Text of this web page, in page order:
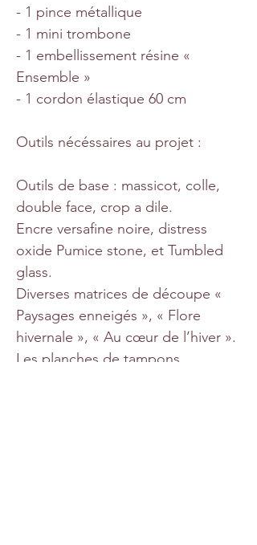
- 1 pince métallique
- 1 mini trombone
- 1 embellissement résine «
Ensemble »
- 1 cordon élastique 60 cm
Outils nécéssaires au projet :
Outils de base : massicot, colle,
double face, crop a dile.
Encre versafine noire, distress
oxide Pumice stone, et Tumbled
glass.
Diverses matrices de découpe «
Paysages enneigés », « Flore
hivernale », « Au cœur de l’hiver ».
Les planches de tampons